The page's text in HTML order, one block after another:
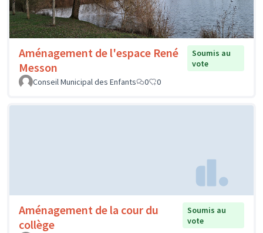
Aménagement de l'espace René
Messon
Soumis au
vote
Conseil Municipal des Enfants
0 0
Aménagement de la cour du
collège
Soumis au
vote